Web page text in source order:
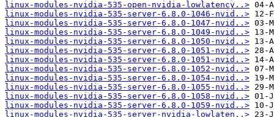
linux-modules-nvidia-535-open-nvidia-lowlatency..>
linux-modules-nvidia-535-server-6.8.0-1046-nvid..>
linux-modules-nvidia-535-server-6.8.0-1047-nvid..>
linux-modules-nvidia-535-server-6.8.0-1049-nvid..>
linux-modules-nvidia-535-server-6.8.0-1050-nvid..>
linux-modules-nvidia-535-server-6.8.0-1051-nvid..>
linux-modules-nvidia-535-server-6.8.0-1051-nvid..>
linux-modules-nvidia-535-server-6.8.0-1052-nvid..>
linux-modules-nvidia-535-server-6.8.0-1054-nvid..>
linux-modules-nvidia-535-server-6.8.0-1055-nvid..>
linux-modules-nvidia-535-server-6.8.0-1058-nvid..>
linux-modules-nvidia-535-server-6.8.0-1059-nvid..>
linux-modules-nvidia-535-server-nvidia-lowlaten..>